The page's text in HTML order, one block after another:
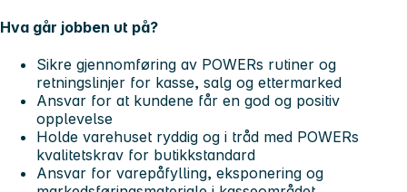
Hva går jobben ut på?
Sikre gjennomføring av POWERs rutiner og
retningslinjer for kasse, salg og ettermarked
Ansvar for at kundene får en god og positiv
opplevelse
Holde varehuset ryddig og i tråd med POWERs
kvalitetskrav for butikkstandard
Ansvar for varepåfylling, eksponering og